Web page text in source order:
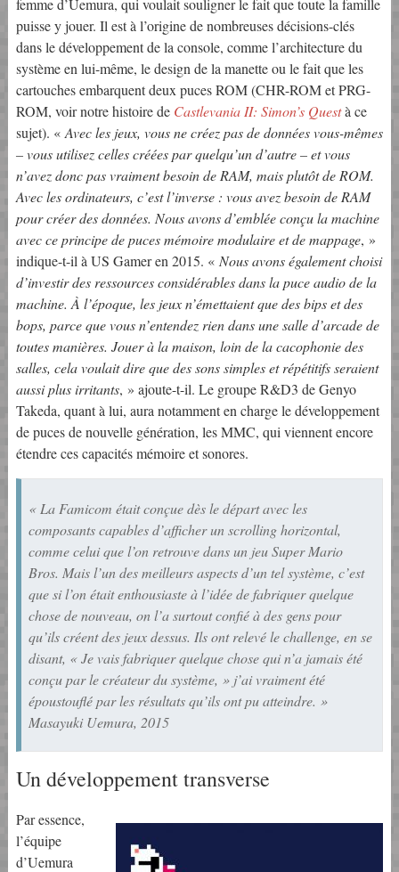
femme d’Uemura, qui voulait souligner le fait que toute la famille
puisse y jouer. Il est à l’origine de nombreuses décisions-clés
dans le développement de la console, comme l’architecture du
système en lui-même, le design de la manette ou le fait que les
cartouches embarquent deux puces ROM (CHR-ROM et PRG-
ROM, voir notre histoire de Castlevania II: Simon’s Questà ce
sujet). «Avec les jeux, vous ne créez pas de données vous-mêmes
– vous utilisez celles créées par quelqu’un d’autre – et vous
n’avez donc pas vraiment besoin de RAM, mais plutôt de ROM.
Avec les ordinateurs, c’est l’inverse : vous avez besoin de RAM
pour créer des données. Nous avons d’emblée conçu la machine
avec ce principe de puces mémoire modulaire et de mappage, »
indique-t-il à US Gamer en 2015. « Nous avons également choisi
d’investir des ressources considérables dans la puce audio de la
machine. À l’époque, les jeux n’émettaient que des bips et des
bops, parce que vous n’entendez rien dans une salle d’arcade de
toutes manières. Jouer à la maison, loin de la cacophonie des
salles, cela voulait dire que des sons simples et répétitifs seraient
aussi plus irritants, » ajoute-t-il. Le groupe R&D3 de Genyo
Takeda, quant à lui, aura notamment en charge le développement
de puces de nouvelle génération, les MMC, qui viennent encore
étendre ces capacités mémoire et sonores.
« La Famicom était conçue dès le départ avec les
composants capables d’afficher un scrolling horizontal,
comme celui que l’on retrouve dans un jeu Super Mario
Bros. Mais l’un des meilleurs aspects d’un tel système, c’est
que si l’on était enthousiaste à l’idée de fabriquer quelque
chose de nouveau, on l’a surtout confié à des gens pour
qu’ils créent des jeux dessus. Ils ont relevé le challenge, en se
disant, « Je vais fabriquer quelque chose qui n’a jamais été
conçu par le créateur du système, » j’ai vraiment été
époustouflé par les résultats qu’ils ont pu atteindre. »
Masayuki Uemura, 2015
Un développement transverse
Par essence,
l’équipe
d’Uemura